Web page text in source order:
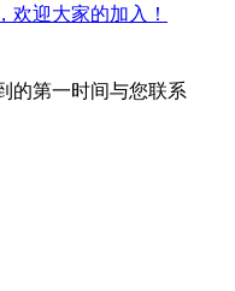
有设计院工作经验者优